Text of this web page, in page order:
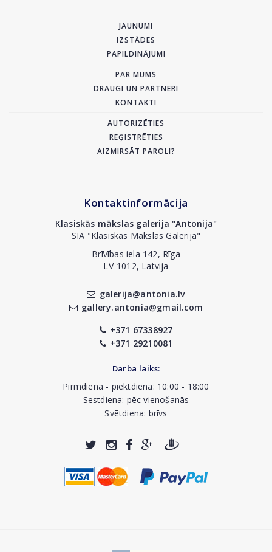
JAUNUMI
IZSTĀDES
PAPILDINĀJUMI
PAR MUMS
DRAUGI UN PARTNERI
KONTAKTI
AUTORIZĒTIES
REĢISTRĒTIES
AIZMIRSĀT PAROLI?
Kontaktinformācija
Klasiskās mākslas galerija "Antonija"
SIA "Klasiskās Mākslas Galerija"
Brīvības iela 142, Rīga
LV-1012, Latvija
galerija@antonia.lv
gallery.antonia@gmail.com
+371 67338927
+371 29210081
Darba laiks:
Pirmdiena - piektdiena: 10:00 - 18:00
Sestdiena: pēc vienošanās
Svētdiena: brīvs